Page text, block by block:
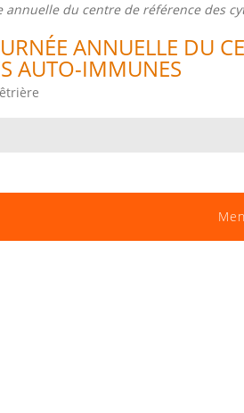
annuelle du centre de référence des
ANNUELLE DU
AUTO-IMMUNES